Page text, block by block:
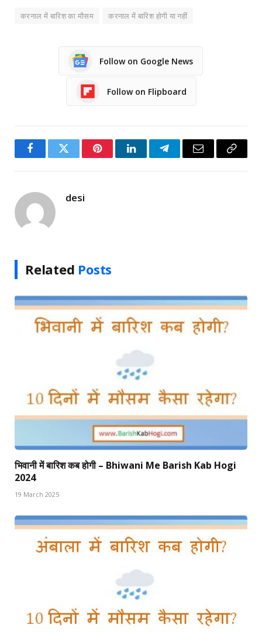
करनाल में बारिश का मौसम करनाल में बारिश होगी या नहीं
Follow on Google News
Follow on Flipboard
FacebookTwitter PinterestLinkedInTelegramEmail
Copy
desi
Related Posts
भिवानी में बारिश कब होगी – Bhiwani Me Barish Kab Hogi
2024
19 March 2025